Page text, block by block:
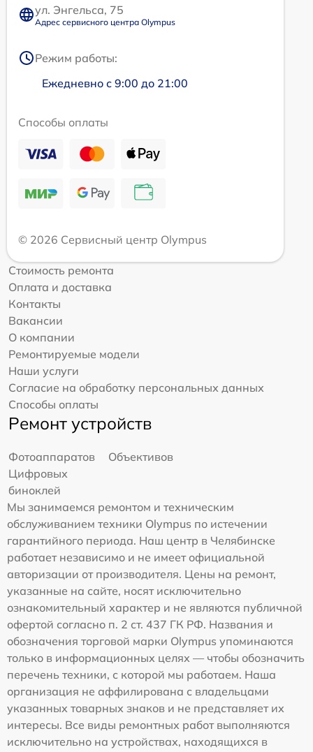
ул. Энгельса, 75
Адрес сервисного центра Olympus
Режим работы:
Ежедневно с 9:00 до 21:00
Способы оплаты
© 2026 Сервисный центр Olympus
Стоимость ремонта
Оплата и доставка
Контакты
Вакансии
О компании
Ремонтируемые модели
Наши услуги
Согласие на обработку персональных данных
Способы оплаты
Ремонт устройств
Фотоаппаратов
Объективов
Цифровых
биноклей
Мы занимаемся ремонтом и техническим
обслуживанием техники Olympus по истечении
гарантийного периода. Наш центр в Челябинске
работает независимо и не имеет официальной
авторизации от производителя. Цены на ремонт,
указанные на сайте, носят исключительно
ознакомительный характер и не являются публичной
офертой согласно п. 2 ст. 437 ГК РФ. Названия и
обозначения торговой марки Olympus упоминаются
только в информационных целях — чтобы обозначить
перечень техники, с которой мы работаем. Наша
организация не аффилирована с владельцами
указанных товарных знаков и не представляет их
интересы. Все виды ремонтных работ выполняются
исключительно на устройствах, находящихся в